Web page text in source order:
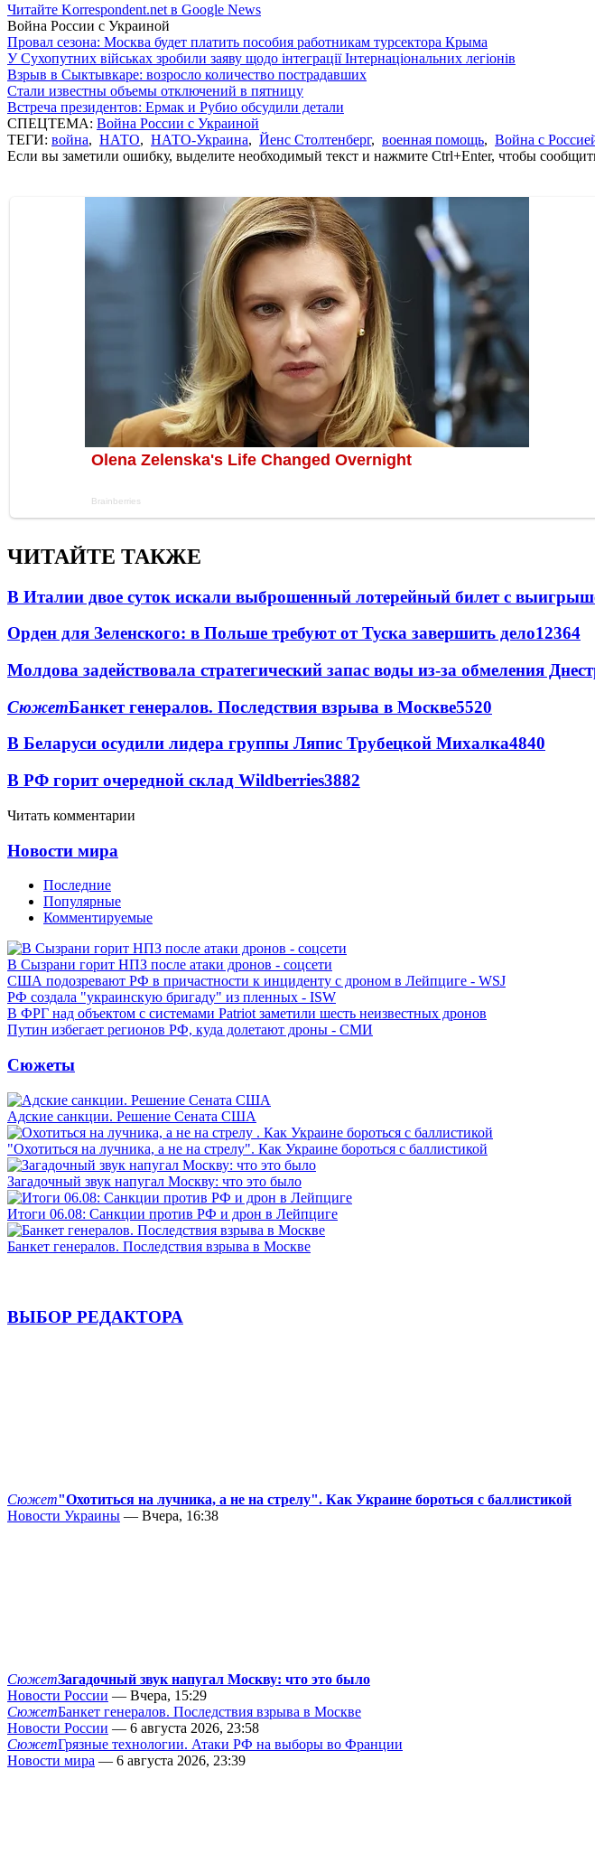
Читайте Korrespondent.net в Google News
Война России с Украиной
Провал сезона: Москва будет платить пособия работникам турсектора Крыма
У Сухопутних військах зробили заяву щодо інтеграції Інтернаціональних легіонів
Взрыв в Сыктывкаре: возросло количество пострадавших
Стали известны объемы отключений в пятницу
Встреча президентов: Ермак и Рубио обсудили детали
СПЕЦТЕМА: Война России с Украиной
ТЕГИ: война, НАТО, НАТО-Украина, Йенс Столтенберг, военная помощь, Война с
Если вы заметили ошибку, выделите необходимый текст и нажмите Ctrl+Enter, чтобы
ЧИТАЙТЕ ТАКЖЕ
В Италии двое суток искали выброшенный лотерейный билет с
Орден для Зеленского: в Польше требуют от Туска завершить дело12364
Молдова задействовала стратегический запас воды из-за обмеления
СюжетБанкет генералов. Последствия взрыва в Москве5520
В Беларуси осудили лидера группы Ляпис Трубецкой Михалка4840
В РФ горит очередной склад Wildberries3882
Читать комментарии
Новости мира
Последние
Популярные
Комментируемые
В Сызрани горит НПЗ после атаки дронов - соцсети
США подозревают РФ в причастности к инциденту с дроном в Лейпциге - WSJ
РФ создала "украинскую бригаду" из пленных - ISW
В ФРГ над объектом с системами Patriot заметили шесть неизвестных дронов
Путин избегает регионов РФ, куда долетают дроны - СМИ
Сюжеты
Адские санкции. Решение Сената США
"Охотиться на лучника, а не на стрелу". Как Украине бороться с баллистикой
Загадочный звук напугал Москву: что это было
Итоги 06.08: Санкции против РФ и дрон в Лейпциге
Банкет генералов. Последствия взрыва в Москве
ВЫБОР РЕДАКТОРА
Сюжет"Охотиться на лучника, а не на стрелу". Как Украине бороться с баллистикой
Новости Украины — Вчера, 16:38
СюжетЗагадочный звук напугал Москву: что это было
Новости России — Вчера, 15:29
СюжетБанкет генералов. Последствия взрыва в Москве
Новости России — 6 августа 2026, 23:58
СюжетГрязные технологии. Атаки РФ на выборы во Франции
Новости мира — 6 августа 2026, 23:39